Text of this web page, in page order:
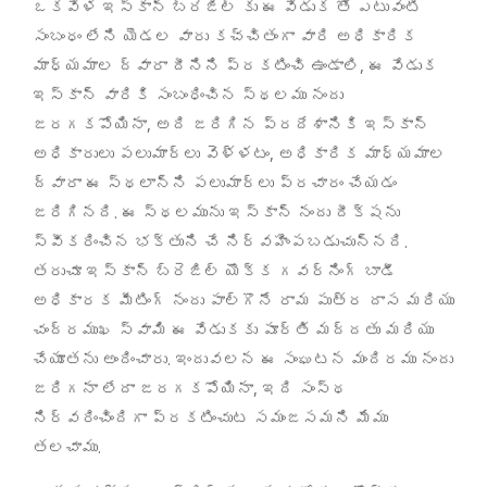
ఒకవేళ ఇస్కాన్ బ్రెజిల్ కు ఈ వేడుక తో ఎటువంటి
సంబంధం లేని యెడల వారు కచ్చితంగా వారి అధికారిక
మాధ్యమాల ద్వారా దీనిని ప్రకటించి ఉండాలి , ఈ వేడుక
ఇస్కాన్ వారికి సంబంధించిన స్థలము నందు
జరగకపోయినా, అది జరిగిన ప్రదేశానికి ఇస్కాన్
అధికారులు పలుమార్లు వెళ్ళటం, అధికారిక మాధ్యమాల
ద్వారా ఈ స్థలాన్ని పలుమార్లు ప్రచారం చేయడం
జరిగినది . ఈ స్థలమును ఇస్కాన్ నందు దీక్షను
స్వీకరించిన భక్తుని చే నిర్వహింపబడుచున్నది .
తరుచూ ఇస్కాన్ బ్రెజిల్ యొక్క గవర్నింగ్ బాడీ
అధికారక మీటింగ్ నందు పాల్గొనే రామ పుత్ర దాస మరియు
చంద్రముఖ స్వామి ఈ వేడుకకు పూర్తి మద్దతు మరియు
చేయూతను అందించారు. ఇందువలన ఈ సంఘటన మందిరము నందు
జరిగనా లేదా జరగకపోయినా, ఇది సంస్థ
నిర్వరించిందిగా ప్రకటించుట సమంజసమని మేము
తలచాము.